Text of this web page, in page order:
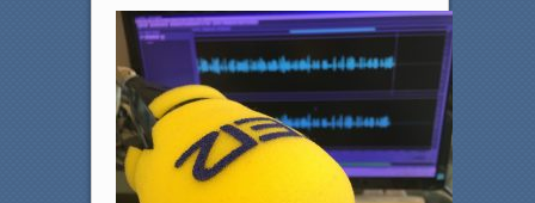
c
e
b
o
o
k
i
t
t
e
r